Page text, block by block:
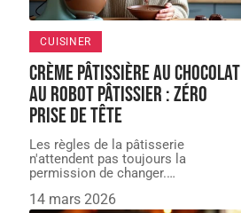
CUISINER
Crème pâtissière au chocolat
au robot pâtissier : zéro
prise de tête
Les règles de la pâtisserie
n'attendent pas toujours la
permission de changer.…
14 mars 2026